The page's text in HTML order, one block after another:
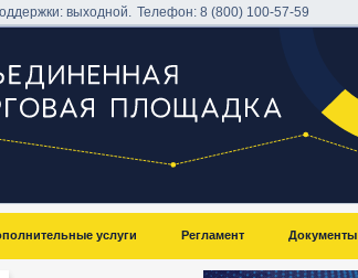
выходной.Телефон: 8 (800) 100-57-59
услуги Регламент Документы